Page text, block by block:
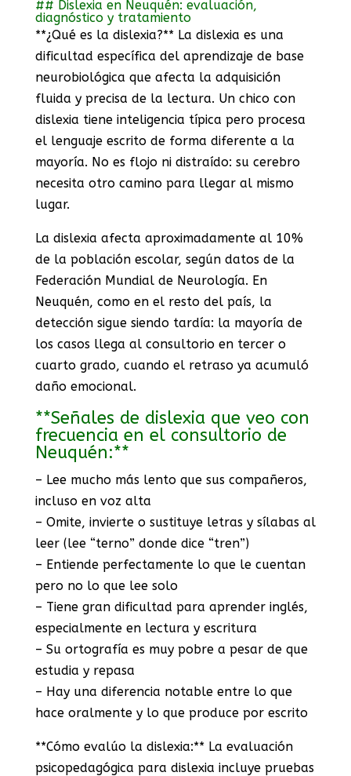
## Dislexia en Neuquén: evaluación,
diagnóstico y tratamiento
**¿Qué es la dislexia?** La dislexia es una
dificultad específica del aprendizaje de base
neurobiológica que afecta la adquisición
fluida y precisa de la lectura. Un chico con
dislexia tiene inteligencia típica pero procesa
el lenguaje escrito de forma diferente a la
mayoría. No es flojo ni distraído: su cerebro
necesita otro camino para llegar al mismo
lugar.
La dislexia afecta aproximadamente al 10%
de la población escolar, según datos de la
Federación Mundial de Neurología. En
Neuquén, como en el resto del país, la
detección sigue siendo tardía: la mayoría de
los casos llega al consultorio en tercer o
cuarto grado, cuando el retraso ya acumuló
daño emocional.
**Señales de dislexia que veo con
frecuencia en el consultorio de
Neuquén:**
– Lee mucho más lento que sus compañeros,
incluso en voz alta
– Omite, invierte o sustituye letras y sílabas al
leer (lee “terno” donde dice “tren”)
– Entiende perfectamente lo que le cuentan
pero no lo que lee solo
– Tiene gran dificultad para aprender inglés,
especialmente en lectura y escritura
– Su ortografía es muy pobre a pesar de que
estudia y repasa
– Hay una diferencia notable entre lo que
hace oralmente y lo que produce por escrito
**Cómo evalúo la dislexia:** La evaluación
psicopedagógica para dislexia incluye pruebas